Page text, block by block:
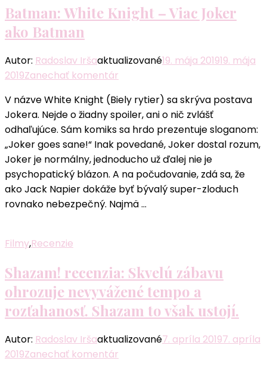
Batman: White Knight – Viac Joker
ako Batman
Autor: Radoslav Iršaaktualizované19. mája 201919. mája
2019Zanechať komentár
Batman:
White
Knight
–
Viac
Joker
ako
Batman
V názve White Knight (Biely rytier) sa skrýva postava
Jokera. Nejde o žiadny spoiler, ani o nič zvlášť
odhaľujúce. Sám komiks sa hrdo prezentuje sloganom:
„Joker goes sane!“ Inak povedané, Joker dostal rozum,
Joker je normálny, jednoducho už ďalej nie je
psychopatický blázon. A na počudovanie, zdá sa, že
ako Jack Napier dokáže byť bývalý super-zloduch
rovnako nebezpečný. Najmä …
Filmy,Recenzie
Shazam! recenzia: Skvelú zábavu
ohrozuje nevyvážené tempo a
rozťahanosť. Shazam to však ustojí.
Autor: Radoslav Iršaaktualizované7. apríla 20197. apríla
2019Zanechať komentár